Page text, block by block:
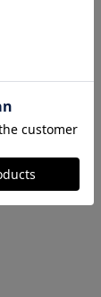
プリコット